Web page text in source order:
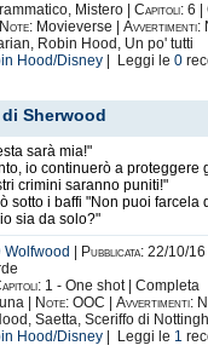
Mistero | Capitoli: 6 |
Note: Movieverse | Avvertimenti:
Robin Hood, Un po' tutti
Hood/Disney | Leggi le 0
Sherwood
sarà mia!"
io continuerò a proteggere
crimini saranno puniti!"
sotto i baffi "Non puoi farcela
sia da solo?"
Wolfwood Pubblicata: 22/10/
1 - One shot | Completa
|
Note: OOC | Avvertimenti:
Saetta, Sceriffo di
Hood/Disney | Leggi le 1